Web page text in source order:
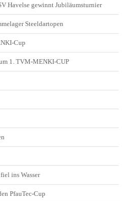
Havelse gewinnt Jubiläumsturnier
Steeldartopen
Cup
1. TVM-MENKI-CUP
ins Wasser
PfauTec-Cup